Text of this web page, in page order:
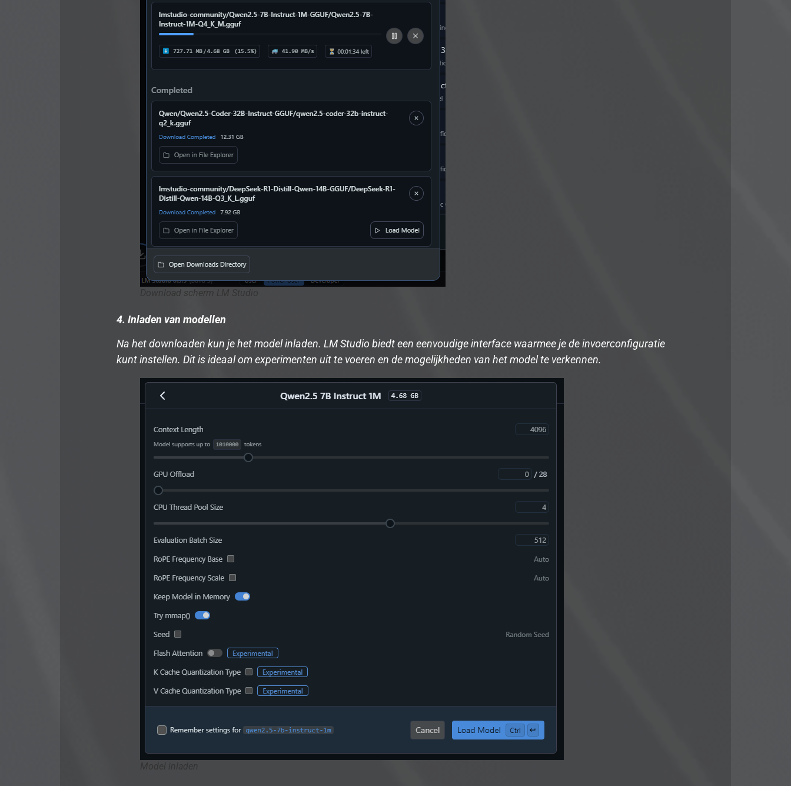
Download scherm LM Studio
4. Inladen van modellen
Na het downloaden kun je het model inladen. LM Studio biedt een eenvoudige interface waarmee je de invoerconfiguratie
kunt instellen. Dit is ideaal om experimenten uit te voeren en de mogelijkheden van het model te verkennen.
Model inladen